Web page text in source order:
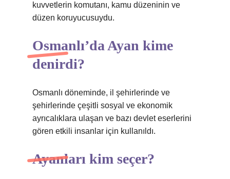
kuvvetlerin komutanı, kamu düzeninin ve
düzen koruyucusuydu.
Osmanlı’da Ayan kime
denirdi?
Osmanlı döneminde, il şehirlerinde ve
şehirlerinde çeşitli sosyal ve ekonomik
ayrıcalıklara ulaşan ve bazı devlet eserlerini
gören etkili insanlar için kullanıldı.
Ayanları kim seçer?